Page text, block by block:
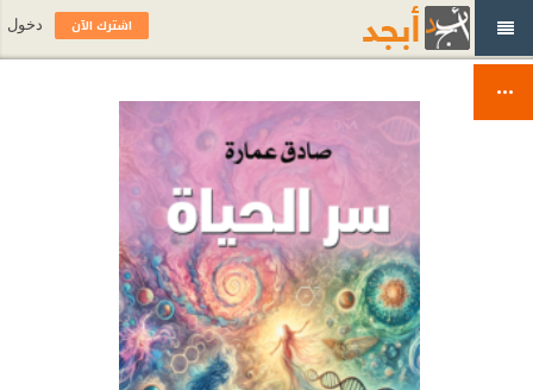
اشترك الآن دخول